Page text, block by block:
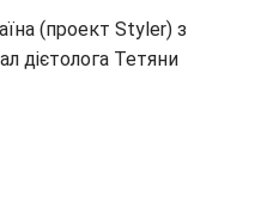
(проект Styler) з
дієтолога Тетяни